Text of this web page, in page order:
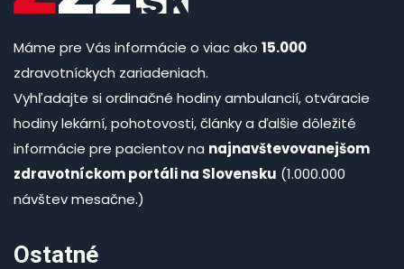
Máme pre Vás informácie o viac ako 15.000
zdravotníckych zariadeniach.
Vyhľadajte si ordinačné hodiny ambulancií, otváracie
hodiny lekární, pohotovosti, články a ďalšie dôležité
informácie pre pacientov na najnavštevovanejšom
zdravotníckom portáli na Slovensku (1.000.000
návštev mesačne.)
Ostatné